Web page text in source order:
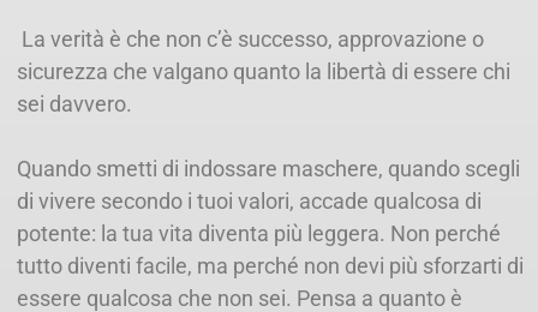
La verità è che non c’è successo, approvazione o
sicurezza che valgano quanto la libertà di essere chi
sei davvero.
Quando smetti di indossare maschere, quando scegli
di vivere secondo i tuoi valori, accade qualcosa di
potente: la tua vita diventa più leggera. Non perché
tutto diventi facile, ma perché non devi più sforzarti di
essere qualcosa che non sei. Pensa a quanto è